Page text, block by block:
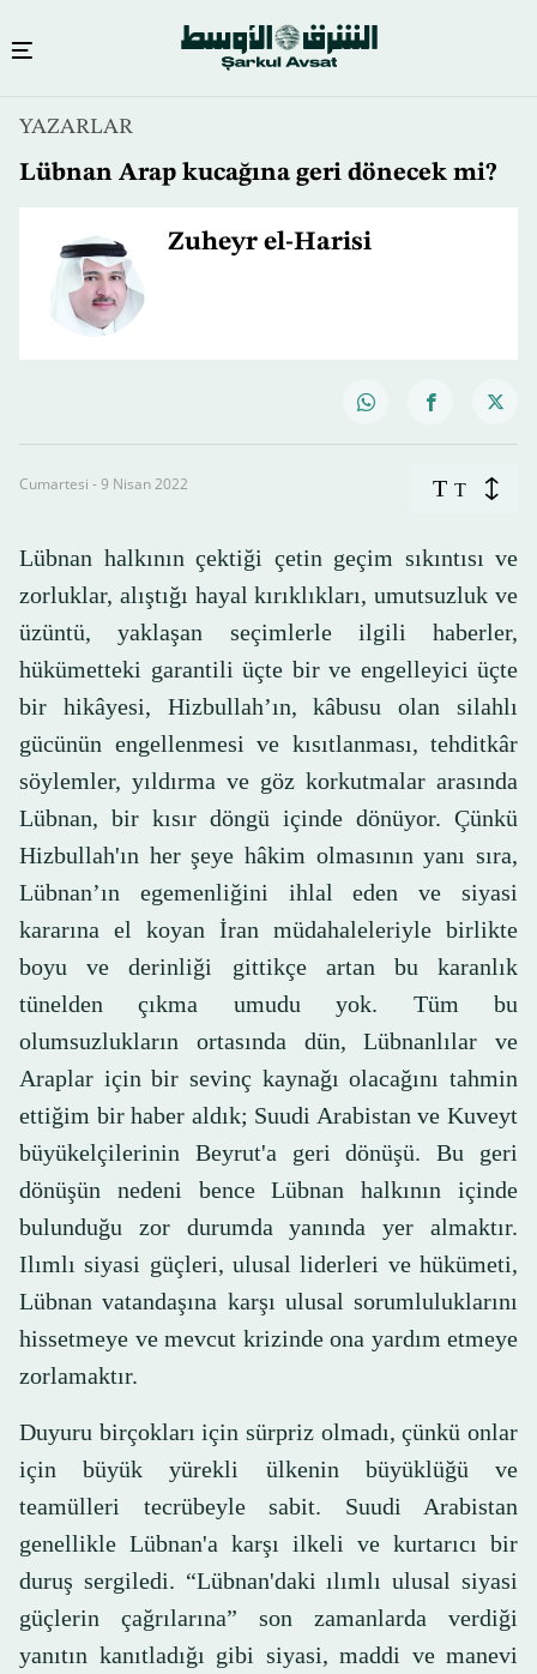
YAZARLAR
Lübnan Arap kucağına geri dönecek mi?
Zuheyr el-Harisi
Cumartesi - 9 Nisan 2022 T T
Lübnan halkının çektiği çetin geçim sıkıntısı ve
zorluklar, alıştığı hayal kırıklıkları, umutsuzluk ve
üzüntü, yaklaşan seçimlerle ilgili haberler,
hükümetteki garantili üçte bir ve engelleyici üçte
bir hikâyesi, Hizbullah’ın, kâbusu olan silahlı
gücünün engellenmesi ve kısıtlanması, tehditkâr
söylemler, yıldırma ve göz korkutmalar arasında
Lübnan, bir kısır döngü içinde dönüyor. Çünkü
Hizbullah'ın her şeye hâkim olmasının yanı sıra,
Lübnan’ın egemenliğini ihlal eden ve siyasi
kararına el koyan İran müdahaleleriyle birlikte
boyu ve derinliği gittikçe artan bu karanlık
tünelden çıkma umudu yok. Tüm bu
olumsuzlukların ortasında dün, Lübnanlılar ve
Araplar için bir sevinç kaynağı olacağını tahmin
ettiğim bir haber aldık; Suudi Arabistan ve Kuveyt
büyükelçilerinin Beyrut'a geri dönüşü. Bu geri
dönüşün nedeni bence Lübnan halkının içinde
bulunduğu zor durumda yanında yer almaktır.
Ilımlı siyasi güçleri, ulusal liderleri ve hükümeti,
Lübnan vatandaşına karşı ulusal sorumluluklarını
hissetmeye ve mevcut krizinde ona yardım etmeye
zorlamaktır.
Duyuru birçokları için sürpriz olmadı, çünkü onlar
için büyük yürekli ülkenin büyüklüğü ve
teamülleri tecrübeyle sabit. Suudi Arabistan
genellikle Lübnan'a karşı ilkeli ve kurtarıcı bir
duruş sergiledi. “Lübnan'daki ılımlı ulusal siyasi
güçlerin çağrılarına” son zamanlarda verdiği
yanıtın kanıtladığı gibi siyasi, maddi ve manevi